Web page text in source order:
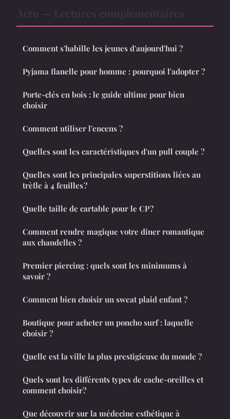
Comment s'habille les jeunes d'aujourd'hui ?
Pyjama flanelle pour homme : pourquoi l'adopter ?
Porte-clés en bois : le guide ultime pour bien
choisir
Comment utiliser l'encens ?
Quelles sont les caractéristiques d'un pull couple ?
Quelles sont les principales superstitions liées au
trèfle à 4 feuilles ?
Quelle taille de cartable pour le CP ?
Comment rendre magique votre dîner romantique
aux chandelles ?
Premier piercing : quels sont les minimums à
savoir ?
Comment bien choisir un sweat plaid enfant ?
Boutique pour acheter un poncho surf : laquelle
choisir ?
Quelle est la ville la plus prestigieuse du monde ?
Quels sont les différents types de cache-oreilles et
comment choisir?
Que découvrir sur la médecine esthétique à